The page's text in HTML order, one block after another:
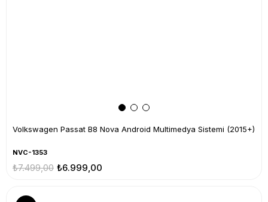
Volkswagen Passat B8 Nova Android Multimedya Sistemi (2015+)
NVC-1353
₺6.999,00
₺7.499,00